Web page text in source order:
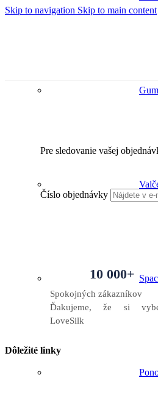
Skip to navigation Skip to main content
Pre sledovanie vašej
Číslo objednávky
10 000+
Spokojných zákazníkov
Ďakujeme, že si
LoveSilk
Dôležité linky